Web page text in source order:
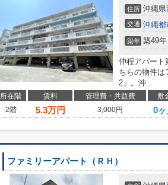
住所 沖縄県
交通 沖縄都
築年 築49年
仲程アパート
ちらの物件は
2」。沖...
所在階 賃料 管理費・共益費 敷
2階
5.3万円 3,000円 0ヶ
ファミリーアパート（ＲＨ）